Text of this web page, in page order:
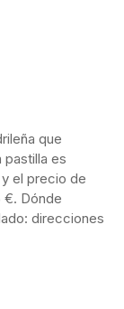
que
pastilla es
el precio de
€. Dónde
direcciones